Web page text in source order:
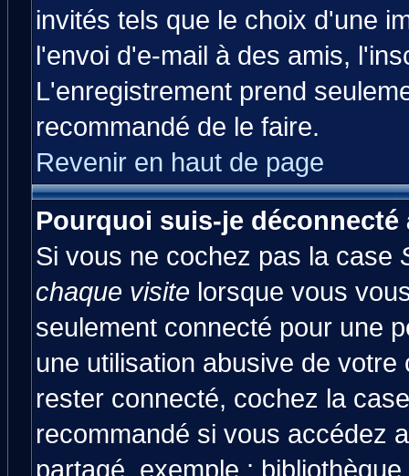
invités tels que le choix d'une
l'envoi d'e-mail à des amis,
L'enregistrement prend
recommandé de le faire.
Revenir en haut de page
Pourquoi suis-je
Si vous ne cochez pas la case
chaque visite lorsque vous
seulement connecté pour une
une utilisation abusive de
rester connecté, cochez la
recommandé si vous accédez
partagé, exemple :